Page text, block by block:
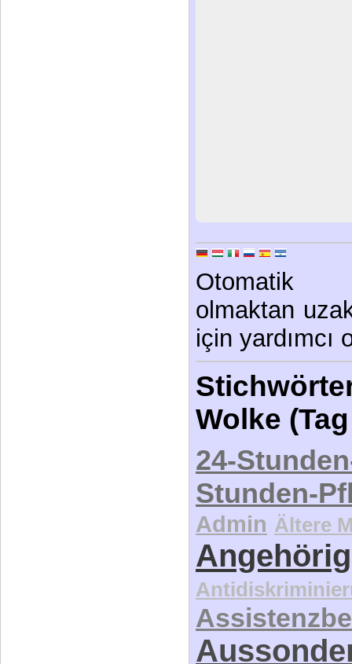
Otomatik
olmaktan
için yardımcı
Wolke
24-
Stunden-
Admin Ältere